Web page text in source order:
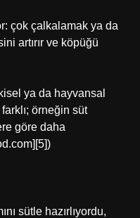
çok çalkalamak ya da
artırır ve köpüğü
ya da hayvansal
örneğin süt
göre daha
sütle hazırlıyordu,